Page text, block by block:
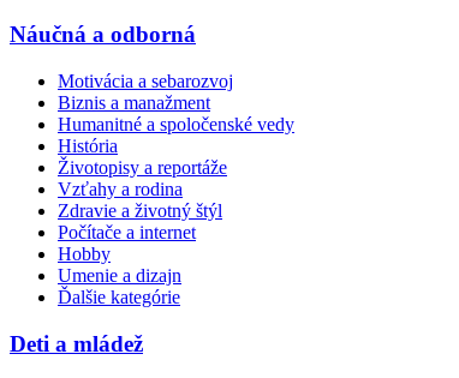
Náučná a odborná
Motivácia a sebarozvoj
Biznis a manažment
Humanitné a spoločenské vedy
História
Životopisy a reportáže
Vzťahy a rodina
Zdravie a životný štýl
Počítače a internet
Hobby
Umenie a dizajn
Ďalšie kategórie
Deti a mládež